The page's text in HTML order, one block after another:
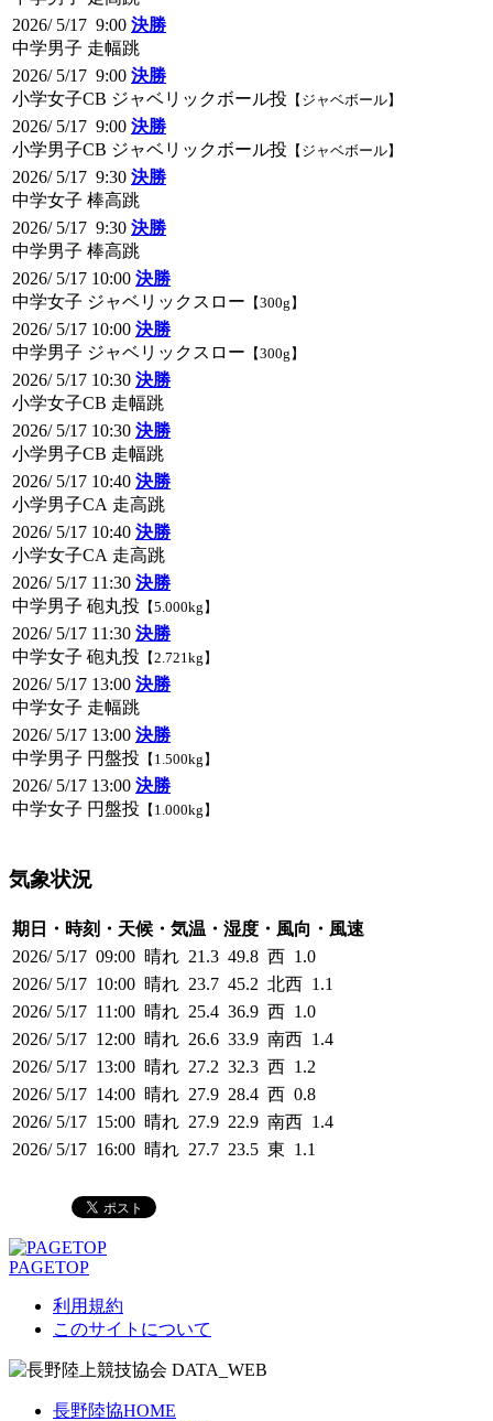
2026/ 5/17 9:00 決勝
中学男子 走幅跳
2026/ 5/17 9:00 決勝
小学女子CB ジャベリックボール投 【ジャベボール】
2026/ 5/17 9:00 決勝
小学男子CB ジャベリックボール投 【ジャベボール】
2026/ 5/17 9:30 決勝
中学女子 棒高跳
2026/ 5/17 9:30 決勝
中学男子 棒高跳
2026/ 5/17 10:00 決勝
中学女子 ジャベリックスロー 【300g】
2026/ 5/17 10:00 決勝
中学男子 ジャベリックスロー 【300g】
2026/ 5/17 10:30 決勝
小学女子CB 走幅跳
2026/ 5/17 10:30 決勝
小学男子CB 走幅跳
2026/ 5/17 10:40 決勝
小学男子CA 走高跳
2026/ 5/17 10:40 決勝
小学女子CA 走高跳
2026/ 5/17 11:30 決勝
中学男子 砲丸投 【5.000kg】
2026/ 5/17 11:30 決勝
中学女子 砲丸投 【2.721kg】
2026/ 5/17 13:00 決勝
中学女子 走幅跳
2026/ 5/17 13:00 決勝
中学男子 円盤投 【1.500kg】
2026/ 5/17 13:00 決勝
中学女子 円盤投 【1.000kg】
気象状況
期日・時刻・天候・気温・湿度・風向・風速
2026/ 5/17 09:00 晴れ 21.3 49.8 西 1.0
2026/ 5/17 10:00 晴れ 23.7 45.2 北西 1.1
2026/ 5/17 11:00 晴れ 25.4 36.9 西 1.0
2026/ 5/17 12:00 晴れ 26.6 33.9 南西 1.4
2026/ 5/17 13:00 晴れ 27.2 32.3 西 1.2
2026/ 5/17 14:00 晴れ 27.9 28.4 西 0.8
2026/ 5/17 15:00 晴れ 27.9 22.9 南西 1.4
2026/ 5/17 16:00 晴れ 27.7 23.5 東 1.1
PAGETOP
利用規約
このサイトについて
長野陸協HOME